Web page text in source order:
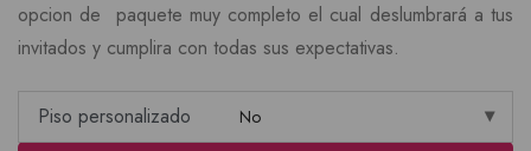
opcion de paquete muy completo el cual deslumbrará a tus
invitados y cumplira con todas sus expectativas.
Piso personalizado